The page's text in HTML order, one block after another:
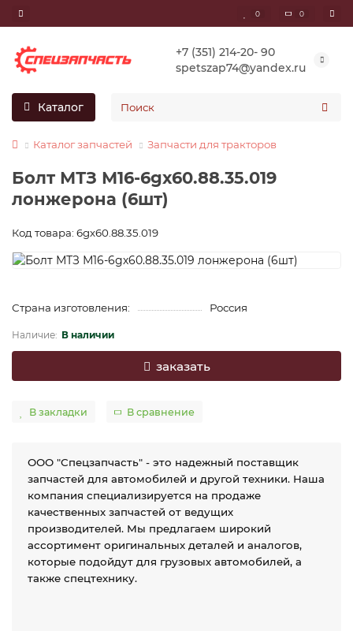
0 0
+7 (351) 214-20- 90
spetszap74@yandex.ru
Каталог
Каталог запчастей Запчасти для тракторов
Болт МТЗ М16-6gх60.88.35.019
лонжерона (6шт)
Код товара: 6gх60.88.35.019
Страна изготовления: Россия
В наличии
заказать
В закладки В сравнение
ООО "Спецзапчасть" - это надежный поставщик
запчастей для автомобилей и другой техники. Наша
компания специализируется на продаже
качественных запчастей от ведущих
производителей. Мы предлагаем широкий
ассортимент оригинальных деталей и аналогов,
которые подойдут для грузовых автомобилей, а
также спецтехнику.